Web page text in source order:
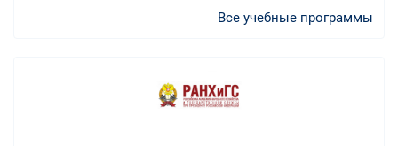
Все учебные программы